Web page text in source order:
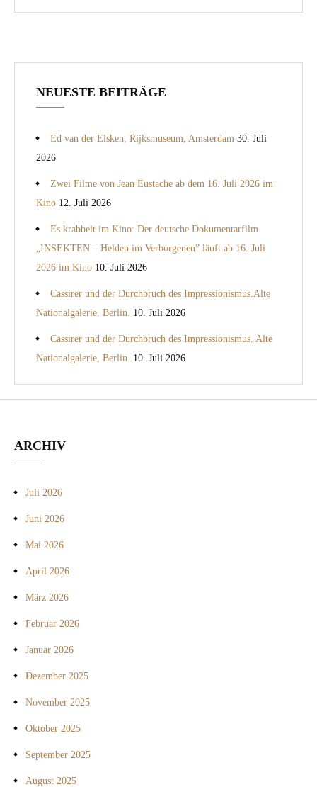
NEUESTE BEITRÄGE
Ed van der Elsken, Rijksmuseum, Amsterdam 30. Juli
2026
Zwei Filme von Jean Eustache ab dem 16. Juli 2026 im
Kino 12. Juli 2026
Es krabbelt im Kino: Der deutsche Dokumentarfilm
„INSEKTEN – Helden im Verborgenen” läuft ab 16. Juli
2026 im Kino 10. Juli 2026
Cassirer und der Durchbruch des Impressionismus.Alte
Nationalgalerie. Berlin. 10. Juli 2026
Cassirer und der Durchbruch des Impressionismus. Alte
Nationalgalerie, Berlin. 10. Juli 2026
ARCHIV
Juli 2026
Juni 2026
Mai 2026
April 2026
März 2026
Februar 2026
Januar 2026
Dezember 2025
November 2025
Oktober 2025
September 2025
August 2025